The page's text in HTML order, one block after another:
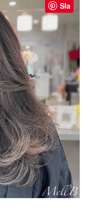
Sla